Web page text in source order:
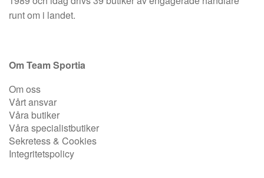
runt om i landet.
Om Team Sportia
Om oss
Vårt ansvar
Våra butiker
Våra specialistbutiker
Sekretess & Cookies
Integritetspolicy